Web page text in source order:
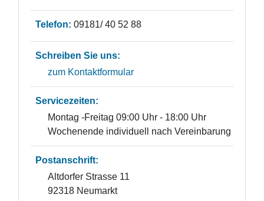
Telefon: 09181/ 40 52 88
Schreiben Sie uns:
zum Kontaktformular
Servicezeiten:
Montag -Freitag 09:00 Uhr - 18:00 Uhr
Wochenende individuell nach Vereinbarung
Postanschrift:
Altdorfer Strasse 11
92318 Neumarkt